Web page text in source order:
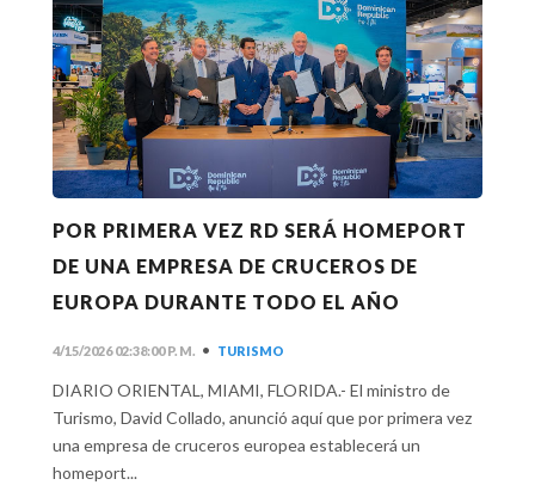
POR PRIMERA VEZ RD SERÁ HOMEPORT
DE UNA EMPRESA DE CRUCEROS DE
EUROPA DURANTE TODO EL AÑO
4/15/2026 02:38:00 P. M. • TURISMO
DIARIO ORIENTAL, MIAMI, FLORIDA.- El ministro de
Turismo, David Collado, anunció aquí que por primera vez
una empresa de cruceros europea establecerá un
homeport...